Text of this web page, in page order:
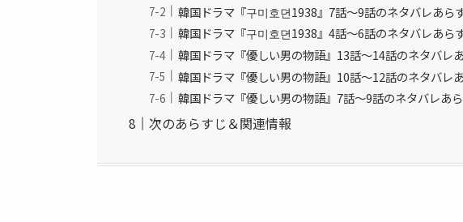
韓国ドラマ『구미호뎐1938』7話〜9話のネタバレあら
韓国ドラマ『구미호뎐1938』4話〜6話のネタバレあら
韓国ドラマ『優しい男の物語』13話〜14話のネタバレ
韓国ドラマ『優しい男の物語』10話〜12話のネタバレ
韓国ドラマ『優しい男の物語』7話〜9話のネタバレあ
次のあらすじ＆関連情報